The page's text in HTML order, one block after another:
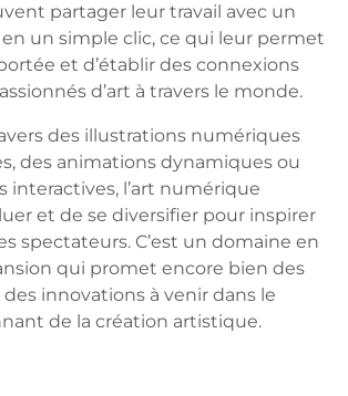
partager leur travail avec un
un simple clic, ce qui leur permet
et d’établir des connexions
d’art à travers le monde.
des illustrations numériques
des animations dynamiques ou
interactives, l’art numérique
et de se diversifier pour inspirer
spectateurs. C’est un domaine en
qui promet encore bien des
innovations à venir dans le
de la création artistique.